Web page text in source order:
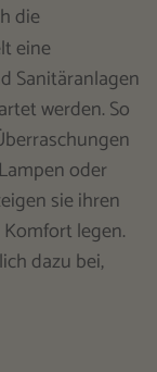
die
eine
Sanitäranlagen
werden. So
oder
sie ihren
legen.
dazu bei,